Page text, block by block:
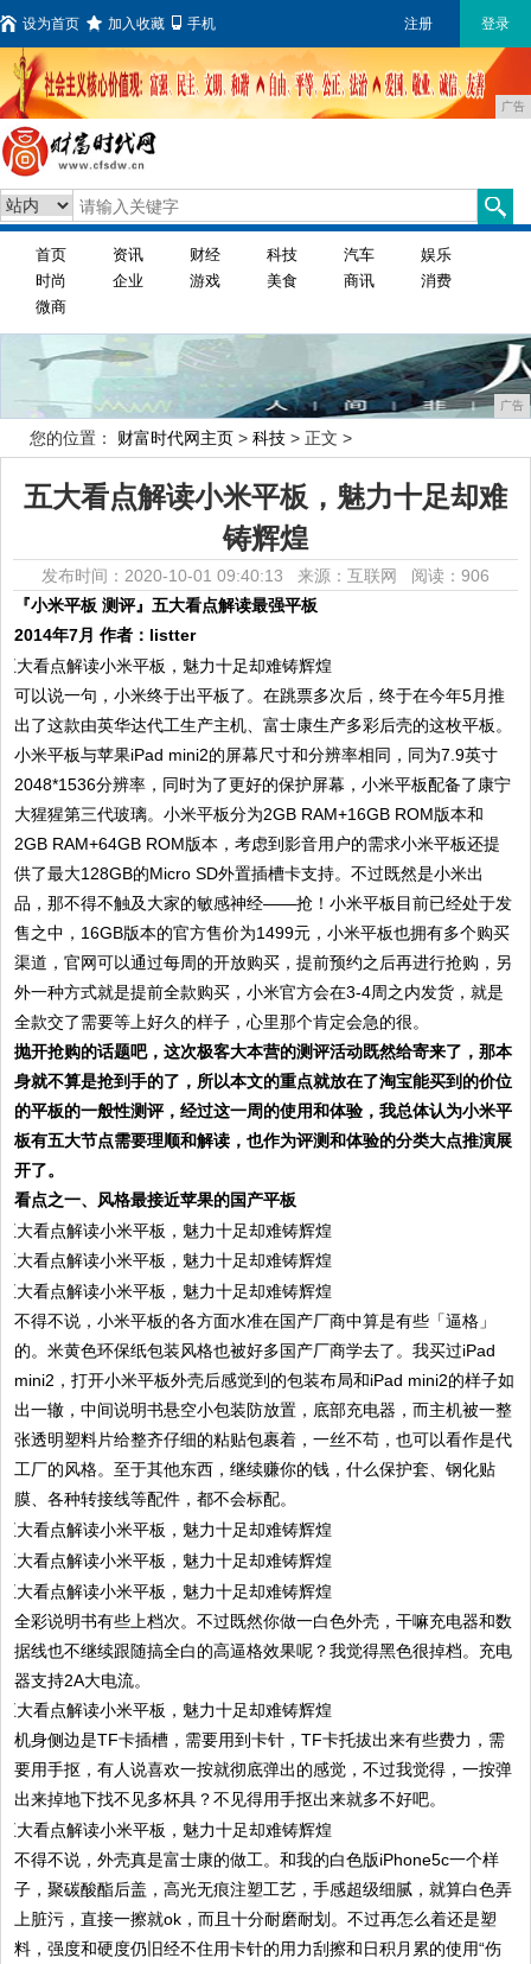
设为首页 加入收藏 手机 注册 登录
广告
首页 资讯 财经 科技 汽车
娱乐
时尚
企业 游戏 美食 商讯
消费
微商
广告
您的位置： 财富时代网主页 > 科技 > 正文 >
五大看点解读小米平板，魅力十足却难
铸辉煌
发布时间：2020-10-01 09:40:13 来源：互联网 阅读：906
『小米平板 测评』五大看点解读最强平板
2014年7月 作者：listter
可以说一句，小米终于出平板了。在跳票多次后，终于在今年5月推
出了这款由英华达代工生产主机、富士康生产多彩后壳的这枚平板。
小米平板与苹果iPad mini2的屏幕尺寸和分辨率相同，同为7.9英寸
2048*1536分辨率，同时为了更好的保护屏幕，小米平板配备了康宁
大猩猩第三代玻璃。小米平板分为2GB RAM+16GB ROM版本和
2GB RAM+64GB ROM版本，考虑到影音用户的需求小米平板还提
供了最大128GB的Micro SD外置插槽卡支持。不过既然是小米出
品，那不得不触及大家的敏感神经——抢！小米平板目前已经处于发
售之中，16GB版本的官方售价为1499元，小米平板也拥有多个购买
渠道，官网可以通过每周的开放购买，提前预约之后再进行抢购，另
外一种方式就是提前全款购买，小米官方会在3-4周之内发货，就是
全款交了需要等上好久的样子，心里那个肯定会急的很。
抛开抢购的话题吧，这次极客大本营的测评活动既然给寄来了，那本
身就不算是抢到手的了，所以本文的重点就放在了淘宝能买到的价位
的平板的一般性测评，经过这一周的使用和体验，我总体认为小米平
板有五大节点需要理顺和解读，也作为评测和体验的分类大点推演展
开了。
看点之一、风格最接近苹果的国产平板
不得不说，小米平板的各方面水准在国产厂商中算是有些「逼格」
的。米黄色环保纸包装风格也被好多国产厂商学去了。我买过iPad
mini2，打开小米平板外壳后感觉到的包装布局和iPad mini2的样子如
出一辙，中间说明书悬空小包装防放置，底部充电器，而主机被一整
张透明塑料片给整齐仔细的粘贴包裹着，一丝不苟，也可以看作是代
工厂的风格。至于其他东西，继续赚你的钱，什么保护套、钢化贴
膜、各种转接线等配件，都不会标配。
全彩说明书有些上档次。不过既然你做一白色外壳，干嘛充电器和数
据线也不继续跟随搞全白的高逼格效果呢？我觉得黑色很掉档。充电
器支持2A大电流。
机身侧边是TF卡插槽，需要用到卡针，TF卡托拔出来有些费力，需
要用手抠，有人说喜欢一按就彻底弹出的感觉，不过我觉得，一按弹
出来掉地下找不见多杯具？不见得用手抠出来就多不好吧。
不得不说，外壳真是富士康的做工。和我的白色版iPhone5c一个样
子，聚碳酸酯后盖，高光无痕注塑工艺，手感超级细腻，就算白色弄
上脏污，直接一擦就ok，而且十分耐磨耐划。不过再怎么着还是塑
料，强度和硬度仍旧经不住用卡针的用力刮擦和日积月累的使用“伤